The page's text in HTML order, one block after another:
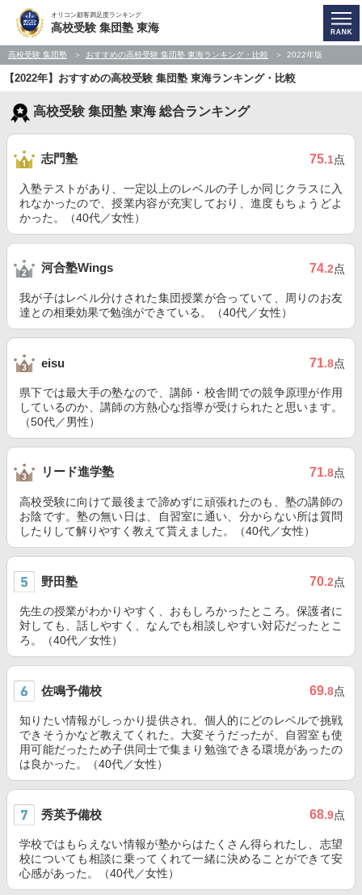
オリコン顧客満足度ランキング
高校受験 集団塾 東海
高校受験 集団塾 おすすめの高校受験 集団塾 東海ランキング・比較 2022年版
【2022年】おすすめの高校受験 集団塾 東海ランキング・比較
高校受験 集団塾 東海 総合ランキング
志門塾 75.1点
入塾テストがあり、一定以上のレベルの子しか同じクラスに入
れなかったので、授業内容が充実しており、進度もちょうどよ
かった。（40代／女性）
河合塾Wings 74.2点
我が子はレベル分けされた集団授業が合っていて、周りのお友
達との相乗効果で勉強ができている。（40代／女性）
eisu 71.8点
県下では最大手の塾なので、講師・校舎間での競争原理が作用
しているのか、講師の方熱心な指導が受けられたと思います。
（50代／男性）
リード進学塾 71.8点
高校受験に向けて最後まで諦めずに頑張れたのも、塾の講師の
お陰です。塾の無い日は、自習室に通い、分からない所は質問
したりして解りやすく教えて貰えました。（40代／女性）
野田塾 70.2点
先生の授業がわかりやすく、おもしろかったところ。保護者に
対しても、話しやすく、なんでも相談しやすい対応だったとこ
ろ。（40代／女性）
佐鳴予備校 69.8点
知りたい情報がしっかり提供され、個人的にどのレベルで挑戦
できそうかなど教えてくれた。大変そうだったが、自習室も使
用可能だったため子供同士で集まり勉強できる環境があったの
は良かった。（40代／女性）
秀英予備校 68.9点
学校ではもらえない情報が塾からはたくさん得られたし、志望
校についても相談に乗ってくれて一緒に決めることができて安
心感があった。（40代／女性）